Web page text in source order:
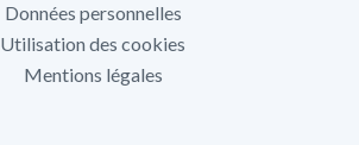
Données personnelles
Utilisation des cookies
Mentions légales